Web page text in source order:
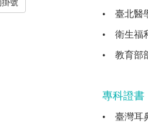
掛號
• 臺北醫
• 衛生福
• 教育部
專科證書
• 臺灣耳